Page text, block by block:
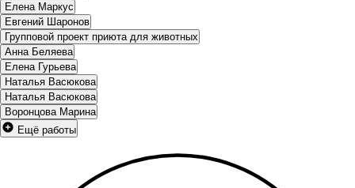
Елена Маркус
Евгений Шаронов
Групповой проект приюта для животных
Анна Беляева
Елена Гурьева
Наталья Васюкова
Наталья Васюкова
Воронцова Марина
Ещё работы